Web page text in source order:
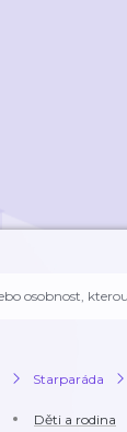
Starparáda
Děti a rodina